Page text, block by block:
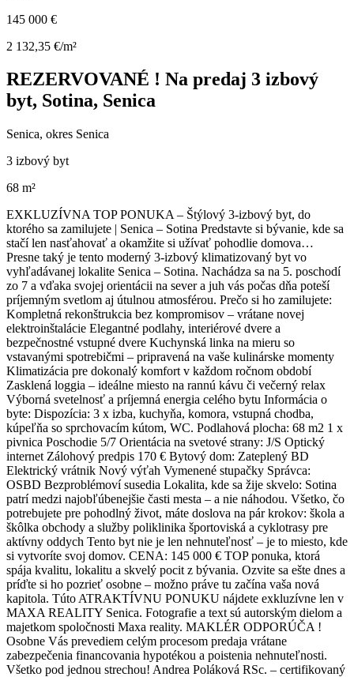
145 000 €
2 132,35 €/m²
REZERVOVANÉ ! Na predaj 3 izbový
byt, Sotina, Senica
Senica, okres Senica
3 izbový byt
68 m²
EXKLUZÍVNA TOP PONUKA – Štýlový 3-izbový byt, do
ktorého sa zamilujete | Senica – Sotina Predstavte si bývanie, kde sa
stačí len nasťahovať a okamžite si užívať pohodlie domova…
Presne taký je tento moderný 3-izbový klimatizovaný byt vo
vyhľadávanej lokalite Senica – Sotina. Nachádza sa na 5. poschodí
zo 7 a vďaka svojej orientácii na sever a juh vás počas dňa poteší
príjemným svetlom aj útulnou atmosférou. Prečo si ho zamilujete:
Kompletná rekonštrukcia bez kompromisov – vrátane novej
elektroinštalácie Elegantné podlahy, interiérové dvere a
bezpečnostné vstupné dvere Kuchynská linka na mieru so
vstavanými spotrebičmi – pripravená na vaše kulinárske momenty
Klimatizácia pre dokonalý komfort v každom ročnom období
Zasklená loggia – ideálne miesto na rannú kávu či večerný relax
Výborná svetelnosť a príjemná energia celého bytu Informácia o
byte: Dispozícia: 3 x izba, kuchyňa, komora, vstupná chodba,
kúpeľňa so sprchovacím kútom, WC. Podlahová plocha: 68 m2 1 x
pivnica Poschodie 5/7 Orientácia na svetové strany: J/S Optický
internet Zálohový predpis 170 € Bytový dom: Zateplený BD
Elektrický vrátnik Nový výťah Vymenené stupačky Správca:
OSBD Bezproblémoví susedia Lokalita, kde sa žije skvelo: Sotina
patrí medzi najobľúbenejšie časti mesta – a nie náhodou. Všetko, čo
potrebujete pre pohodlný život, máte doslova na pár krokov: škola a
škôlka obchody a služby poliklinika športoviská a cyklotrasy pre
aktívny oddych Tento byt nie je len nehnuteľnosť – je to miesto, kde
si vytvoríte svoj domov. CENA: 145 000 € TOP ponuka, ktorá
spája kvalitu, lokalitu a skvelý pocit z bývania. Ozvite sa ešte dnes a
príďte si ho pozrieť osobne – možno práve tu začína vaša nová
kapitola. Túto ATRAKTÍVNU PONUKU nájdete exkluzívne len v
MAXA REALITY Senica. Fotografie a text sú autorským dielom a
majetkom spoločnosti Maxa reality. MAKLÉR ODPORÚČA !
Osobne Vás prevediem celým procesom predaja vrátane
zabezpečenia financovania hypotékou a poistenia nehnuteľnosti.
Všetko pod jednou strechou! Andrea Poláková RSc. – certifikovaný